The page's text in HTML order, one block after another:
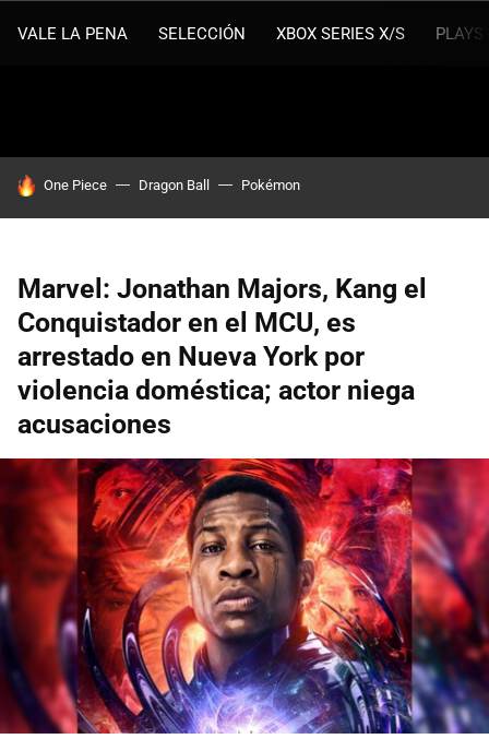
VALE LA PENA SELECCIÓN XBOX SERIES X/S
HOY SE HABLA DE
One Piece Dragon Ball Pokémon
Marvel: Jonathan Majors, Kang el
Conquistador en el MCU, es
arrestado en Nueva York por
violencia doméstica; actor niega
acusaciones